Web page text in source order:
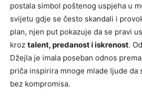
postala simbol poštenog uspjeha u
svijetu gdje se često skandali i
plan, njen put pokazuje da se pravi
kroz talent, predanost i iskrenost.
Džejla je imala poseban odnos
priča inspirira mnoge mlade ljude da
bez kompromisa.